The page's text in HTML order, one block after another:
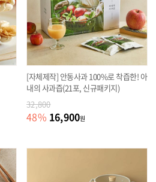
[자체제작] 안동사과 100%로 착즙한! 아
내의 사과즙(21포, 신규패키지)
32,800
48% 16,900원